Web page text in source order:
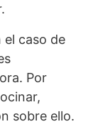
el caso de
Por
sobre ello.